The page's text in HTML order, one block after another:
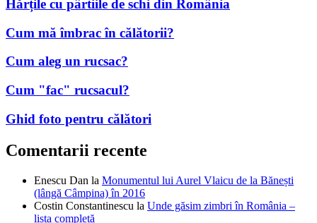
Hărțile cu pârtiile de schi din România
Cum mă îmbrac în călătorii?
Cum aleg un rucsac?
Cum "fac" rucsacul?
Ghid foto pentru călători
Comentarii recente
Enescu Dan la Monumentul lui Aurel Vlaicu de la Bănești
(lângă Câmpina) în 2016
Costin Constantinescu la Unde găsim zimbri în România –
lista completă